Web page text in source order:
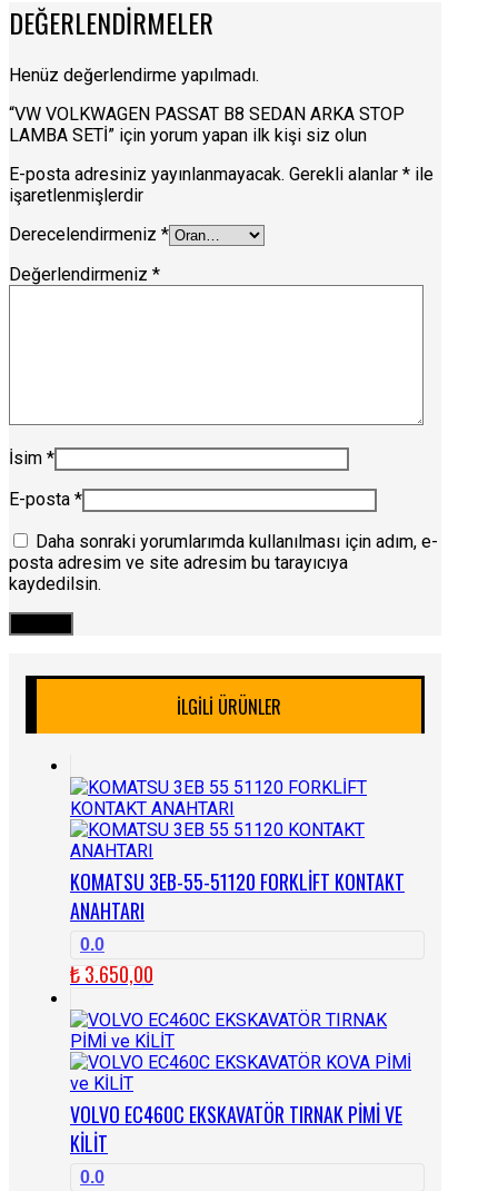
DEĞERLENDIRMELER
Henüz değerlendirme yapılmadı.
“VW VOLKWAGEN PASSAT B8 SEDAN ARKA STOP
LAMBA SETİ” için yorum yapan ilk kişi siz olun
E-posta adresiniz yayınlanmayacak. Gerekli alanlar * ile
işaretlenmişlerdir
Derecelendirmeniz *
Değerlendirmeniz *
İsim *
E-posta *
Daha sonraki yorumlarımda kullanılması için adım, e-
posta adresim ve site adresim bu tarayıcıya
kaydedilsin.
İLGILI ÜRÜNLER
KOMATSU 3EB-55-51120 FORKLİFT KONTAKT
ANAHTARI
0.0
₺3.650,00
VOLVO EC460C EKSKAVATÖR TIRNAK PİMİ VE
KİLİT
0.0